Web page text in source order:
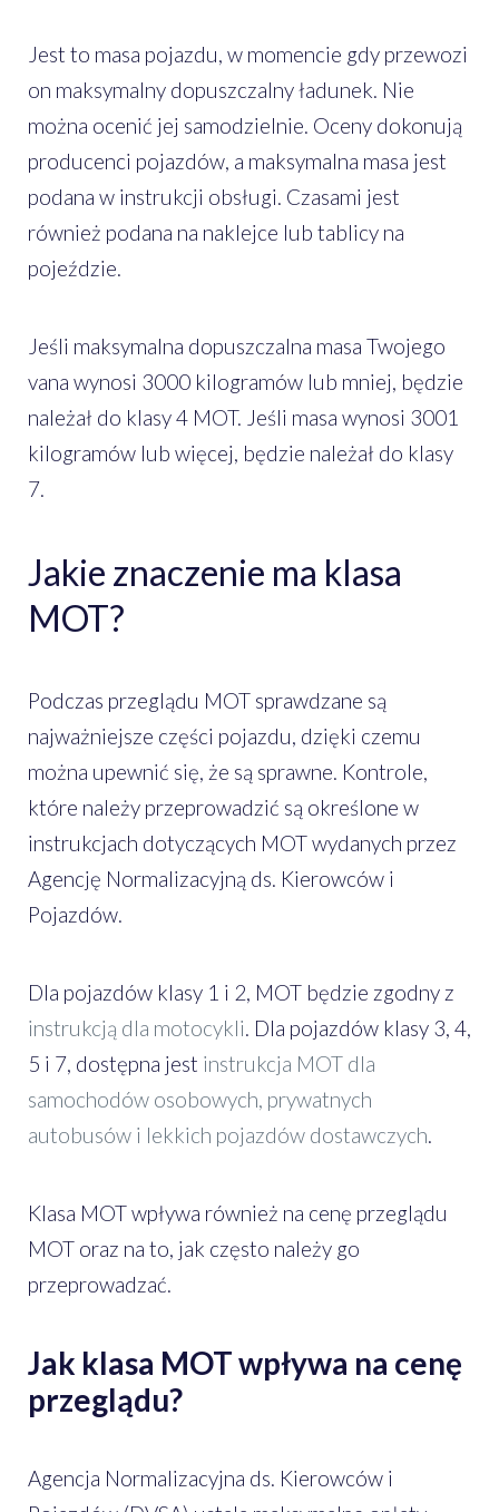
Jest to masa pojazdu, w momencie gdy przewozi
on maksymalny dopuszczalny ładunek. Nie
można ocenić jej samodzielnie. Oceny dokonują
producenci pojazdów, a maksymalna masa jest
podana w instrukcji obsługi. Czasami jest
również podana na naklejce lub tablicy na
pojeździe.
Jeśli maksymalna dopuszczalna masa Twojego
vana wynosi 3000 kilogramów lub mniej, będzie
należał do klasy 4 MOT. Jeśli masa wynosi 3001
kilogramów lub więcej, będzie należał do klasy
7.
Jakie znaczenie ma klasa
MOT?
Podczas przeglądu MOT sprawdzane są
najważniejsze części pojazdu, dzięki czemu
można upewnić się, że są sprawne. Kontrole,
które należy przeprowadzić są określone w
instrukcjach dotyczących MOT wydanych przez
Agencję Normalizacyjną ds. Kierowców i
Pojazdów.
Dla pojazdów klasy 1 i 2, MOT będzie zgodny z
instrukcją dla motocykli. Dla pojazdów klasy 3, 4,
5 i 7, dostępna jest instrukcja MOT dla
samochodów osobowych, prywatnych
autobusów i lekkich pojazdów dostawczych.
Klasa MOT wpływa również na cenę przeglądu
MOT oraz na to, jak często należy go
przeprowadzać.
Jak klasa MOT wpływa na cenę
przeglądu?
Agencja Normalizacyjna ds. Kierowców i